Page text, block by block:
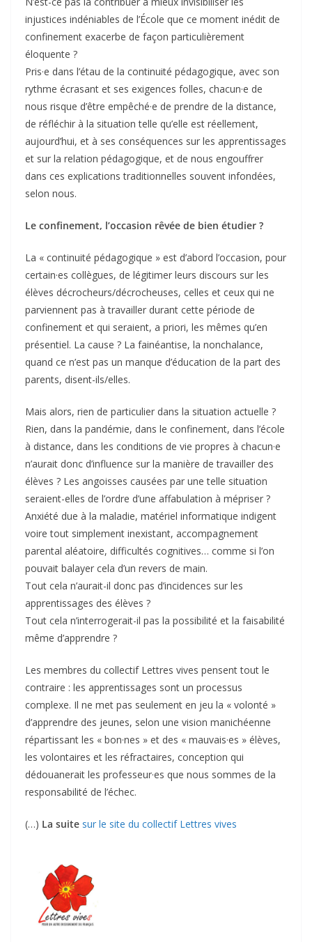
injustices indéniables de l’École que ce moment inédit de
confinement exacerbe de façon particulièrement
éloquente ?
Pris·e dans l’étau de la continuité pédagogique, avec son
rythme écrasant et ses exigences folles, chacun·e de
nous risque d’être empêché·e de prendre de la distance,
de réfléchir à la situation telle qu’elle est réellement,
aujourd’hui, et à ses conséquences sur les apprentissages
et sur la relation pédagogique, et de nous engouffrer
dans ces explications traditionnelles souvent infondées,
selon nous.
Le confinement, l’occasion rêvée de bien étudier ?
La « continuité pédagogique » est d’abord l’occasion, pour
certain·es collègues, de légitimer leurs discours sur les
élèves décrocheurs/décrocheuses, celles et ceux qui ne
parviennent pas à travailler durant cette période de
confinement et qui seraient, a priori, les mêmes qu’en
présentiel. La cause ? La fainéantise, la nonchalance,
quand ce n’est pas un manque d’éducation de la part des
parents, disent-ils/elles.
Mais alors, rien de particulier dans la situation actuelle ?
Rien, dans la pandémie, dans le confinement, dans l’école
à distance, dans les conditions de vie propres à chacun·e
n’aurait donc d’influence sur la manière de travailler des
élèves ? Les angoisses causées par une telle situation
seraient-elles de l’ordre d’une affabulation à mépriser ?
Anxiété due à la maladie, matériel informatique indigent
voire tout simplement inexistant, accompagnement
parental aléatoire, difficultés cognitives… comme si l’on
pouvait balayer cela d’un revers de main.
Tout cela n’aurait-il donc pas d’incidences sur les
apprentissages des élèves ?
Tout cela n’interrogerait-il pas la possibilité et la faisabilité
même d’apprendre ?
Les membres du collectif Lettres vives pensent tout le
contraire : les apprentissages sont un processus
complexe. Il ne met pas seulement en jeu la « volonté »
d’apprendre des jeunes, selon une vision manichéenne
répartissant les « bon·nes » et des « mauvais·es » élèves,
les volontaires et les réfractaires, conception qui
dédouanerait les professeur·es que nous sommes de la
responsabilité de l’échec.
(…) La suite sur le site du collectif Lettres vives